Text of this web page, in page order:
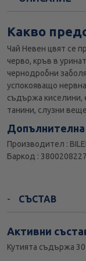
Какво
Чай Невен цвят се
черво, кръв в
чернодробни
успокояващо
съдържа киселини,
танини, слузни
Производител :
Баркод :
СЪСТАВ
Активни
Кутията съдържа